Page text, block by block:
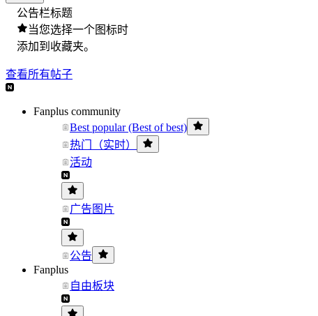
公告栏标题
当您选择一个图标时
添加到收藏夹。
查看所有帖子
Fanplus community
Best popular (Best of best)
热门（实时）
活动
广告图片
公告
Fanplus
自由板块